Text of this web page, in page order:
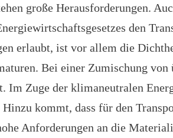
große Herausforderungen.
den
erlaubt, ist vor allem die
Bei einer Zumischung von
Im Zuge der klimaneutralen
kommt, dass für den
Anforderungen an die